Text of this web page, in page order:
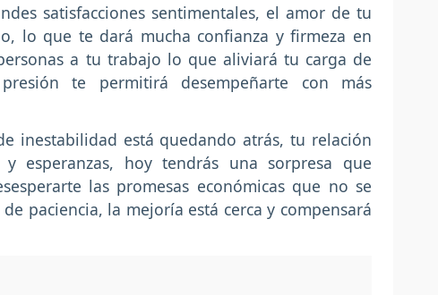
satisfacciones sentimentales, el amor de tu
lo que te dará mucha confianza y firmeza en
a tu trabajo lo que aliviará tu carga de
te permitirá desempeñarte con más
inestabilidad está quedando atrás, tu relación
esperanzas, hoy tendrás una sorpresa que
las promesas económicas que no se
paciencia, la mejoría está cerca y compensará